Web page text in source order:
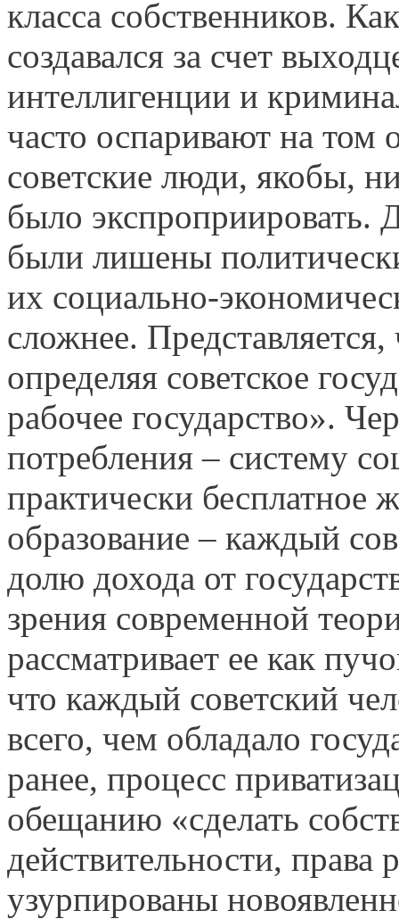
класса собственников.
создавался за счет
интеллигенции и
часто оспаривают на том
советские люди, якобы,
было экспроприировать.
были лишены
их социально-
сложнее.
определяя советское
рабочее государство».
потребления – систему
практически бесплатное
образование – каждый
долю дохода от
зрения современной
рассматривает ее как
что каждый советский
всего, чем обладало
ранее, процесс
обещанию «сделать
действительности,
узурпированы